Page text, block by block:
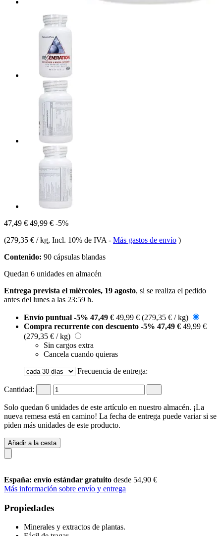
47,49 € 49,99 € -5%
(279,35 € / kg, Incl. 10% de IVA - Más gastos de envío )
Contenido: 90 cápsulas blandas
Quedan 6 unidades en almacén
Entrega prevista el miércoles, 19 agosto, si se realiza el pedido
antes del lunes a las 23:59 h.
Envío puntual -5% 47,49 € 49,99 € (279,35 € / kg)
Compra recurrente con descuento -5% 47,49 € 49,99 €
(279,35 € / kg)
Sin cargos extra
Cancela cuando quieras
Frecuencia de entrega:
Cantidad:
Solo quedan 6 unidades de este artículo en nuestro almacén. ¡La
nueva remesa está en camino! La fecha de entrega puede variar si se
piden más unidades de este producto.
Añadir a la cesta
España: envío estándar gratuito desde 54,90 €
Más información sobre envío y entrega
Propiedades
Minerales y extractos de plantas.